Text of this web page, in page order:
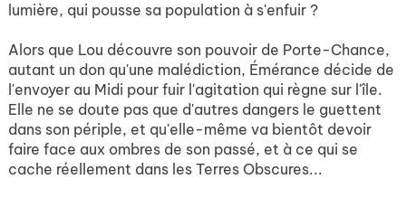
lumière, qui pousse sa population à s'enfuir ?
Alors que Lou découvre son pouvoir de Porte-Chance,
autant un don qu'une malédiction, Émérance décide de
l'envoyer au Midi pour fuir l'agitation qui règne sur l'île.
Elle ne se doute pas que d'autres dangers le guettent
dans son périple, et qu'elle-même va bientôt devoir
faire face aux ombres de son passé, et à ce qui se
cache réellement dans les Terres Obscures...